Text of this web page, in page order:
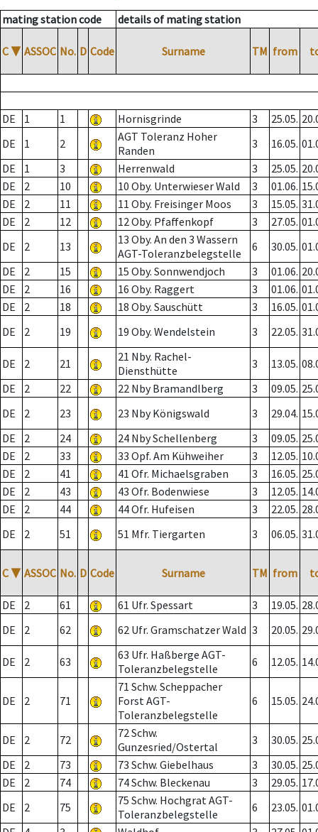
mating station code details of mating station
C ▼ ASSOC No. D Code Surname TM from
DE 1 1 Hornisgrinde 3 25.05.
DE
1 2
AGT Toleranz Hoher
Randen
3 16.05.
DE
1 3 Herrenwald 3 25.05.
DE
2 10 10 Oby. Unterwieser Wald 3 01.06.
DE
2 11 11 Oby. Freisinger Moos 3 15.05.
DE
2 12 12 Oby. Pfaffenkopf 3 27.05.
DE
2 13
13 Oby. An den 3 Wassern
AGT-Toleranzbelegstelle
6 30.05.
DE
2 15 15 Oby. Sonnwendjoch 3 01.06.
DE
2 16 16 Oby. Raggert 3 01.06.
DE
2 18 18 Oby. Sauschütt 3 16.05.
DE
2 19 19 Oby. Wendelstein 3 22.05.
DE 2 21
21 Nby. Rachel-
Diensthütte
3 13.05.
DE
2 22 22 Nby Bramandlberg 3 09.05.
DE
2 23 23 Nby Königswald 3 29.04.
DE
2 24 24 Nby Schellenberg 3 09.05.
DE
2 33 33 Opf. Am Kühweiher 3 12.05.
DE
2 41 41 Ofr. Michaelsgraben 3 16.05.
DE
2 43 43 Ofr. Bodenwiese 3 12.05.
DE
2 44 44 Ofr. Hufeisen 3 22.05.
DE
2 51 51 Mfr. Tiergarten 3 06.05.
C ▼ ASSOC No. D Code Surname TM from
DE 2 61 61 Ufr. Spessart 3 19.05.
DE
2 62 62 Ufr. Gramschatzer Wald 3 20.05.
DE 2 63
63 Ufr. Haßberge AGT-
Toleranzbelegstelle
6 12.05.
DE 2 71
71 Schw. Scheppacher
Forst AGT-
Toleranzbelegstelle
6 15.05.
DE 2 72
72 Schw.
Gunzesried/Ostertal
3 30.05.
DE
2 73 73 Schw. Giebelhaus 3 30.05.
DE
2 74 74 Schw. Bleckenau 3 29.05.
DE
2 75
75 Schw. Hochgrat AGT-
Toleranzbelegstelle
6 23.05.